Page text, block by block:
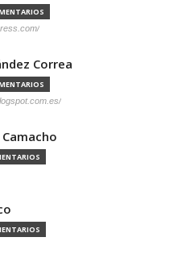
Correa